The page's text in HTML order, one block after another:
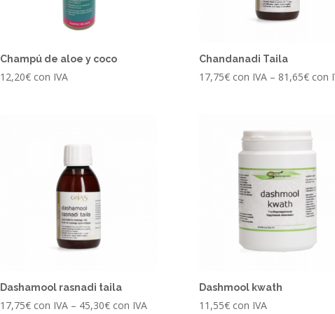
Champú de aloe y coco
12,20€ con IVA
Chandanadi Taila
17,75€ con IVA– 81,65€ con
Dashamool rasnadi taila
17,75€ con IVA– 45,30€ con IVA
Dashmool kwath
11,55€ con IVA